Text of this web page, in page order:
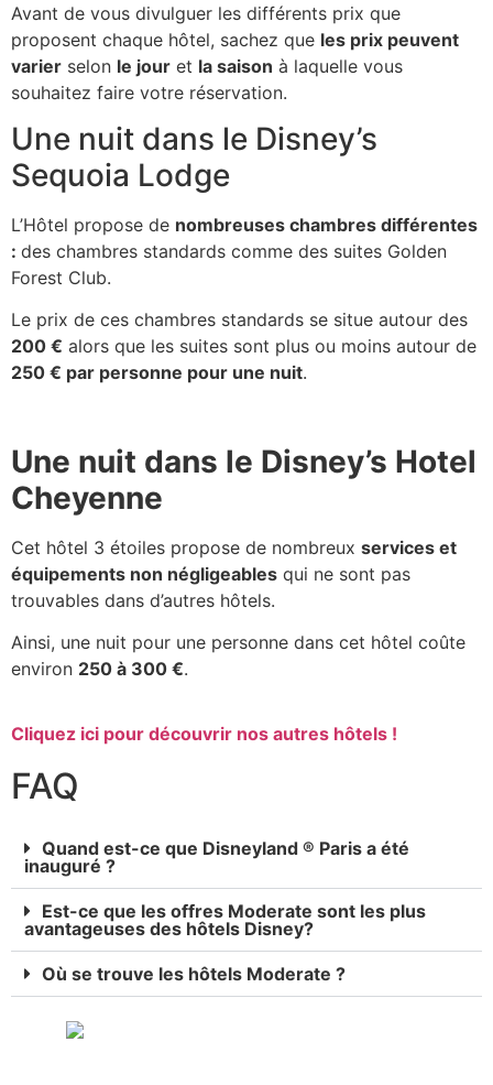
Avant de vous divulguer les différents prix que
proposent chaque hôtel, sachez que les prix peuvent
varier selon le jour et la saison à laquelle vous
souhaitez faire votre réservation.
Une nuit dans le Disney’s
Sequoia Lodge
L’Hôtel propose de nombreuses chambres différentes
: des chambres standards comme des suites Golden
Forest Club.
Le prix de ces chambres standards se situe autour des
200 € alors que les suites sont plus ou moins autour de
250 € par personne pour une nuit.
Une nuit dans le Disney’s Hotel
Cheyenne
Cet hôtel 3 étoiles propose de nombreux services et
équipements non négligeables qui ne sont pas
trouvables dans d’autres hôtels.
Ainsi, une nuit pour une personne dans cet hôtel coûte
environ 250 à 300 €.
Cliquez ici pour découvrir nos autres hôtels !
FAQ
Quand est-ce que Disneyland ® Paris a été
inauguré ?
Est-ce que les offres Moderate sont les plus
avantageuses des hôtels Disney?
Où se trouve les hôtels Moderate ?